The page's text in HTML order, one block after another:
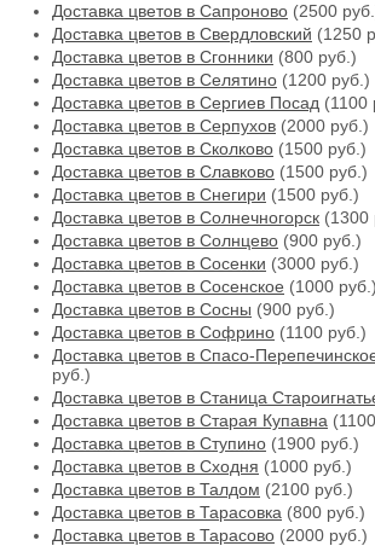
Доставка цветов в Сапроново (2500
Доставка цветов в Свердловский (1250
Доставка цветов в Сгонники (800 руб.)
Доставка цветов в Селятино (1200 руб.)
Доставка цветов в Сергиев Посад (1100
Доставка цветов в Серпухов (2000 руб.)
Доставка цветов в Сколково (1500 руб.)
Доставка цветов в Славково (1500 руб.)
Доставка цветов в Снегири (1500 руб.)
Доставка цветов в Солнечногорск (1300
Доставка цветов в Солнцево (900 руб.)
Доставка цветов в Сосенки (3000 руб.)
Доставка цветов в Сосенское (1000 руб.)
Доставка цветов в Сосны (900 руб.)
Доставка цветов в Софрино (1100 руб.)
Доставка цветов в Спасо-
руб.)
Доставка цветов в Станица
Доставка цветов в Старая Купавна
Доставка цветов в Ступино (1900 руб.)
Доставка цветов в Сходня (1000 руб.)
Доставка цветов в Талдом (2100 руб.)
Доставка цветов в Тарасовка (800 руб.)
Доставка цветов в Тарасово (2000 руб.)